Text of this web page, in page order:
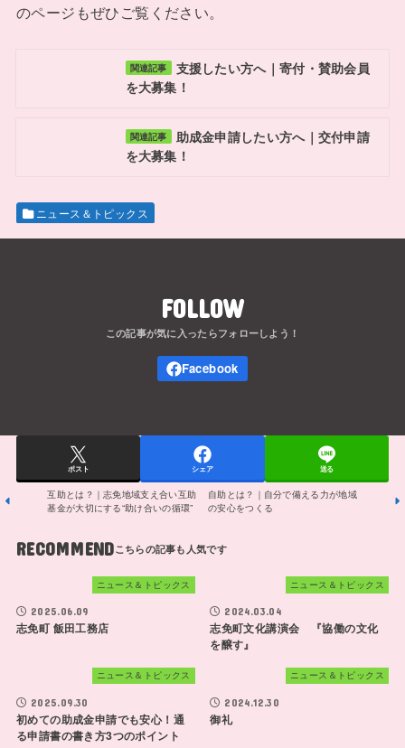
のページもぜひご覧ください。
関連記事
支援したい方へ｜寄付・賛助会員
を大募集！
関連記事
助成金申請したい方へ｜交付申請
を大募集！
ニュース＆トピックス
FOLLOW
ポスト シェア 送る
互助とは？｜志免地域支え合い互助
基金が大切にする“助け合いの循環”
自助とは？｜自分で備える力が地域
の安心をつくる
RECOMMEND
ニュース＆トピックス
2025.06.09
志免町 飯田工務店
ニュース＆トピックス
2024.03.04
志免町文化講演会 『協働の文化
を醸す』
ニュース＆トピックス
2025.09.30
初めての助成金申請でも安心！通
る申請書の書き方3つのポイント
ニュース＆トピックス
2024.12.30
御礼